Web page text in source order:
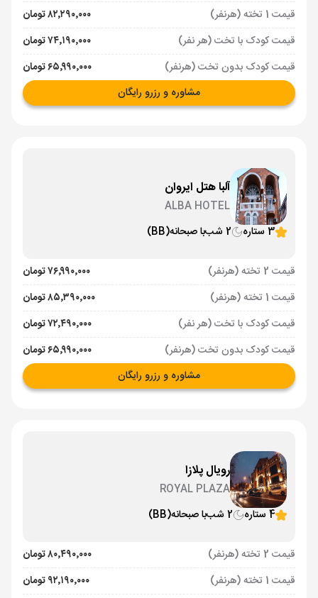
قیمت 1 تخته (هرنفر)
۸۲٬۲۹۰٬۰۰۰ تومان
قیمت کودک با تخت (هر نفر)
۷۴٬۱۹۰٬۰۰۰ تومان
قیمت کودک بدون تخت (هرنفر)
۶۵٬۹۹۰٬۰۰۰ تومان
مشاوره و رزرو رایگان
آلبا هتل ایروان
ALBA HOTEL
3 ستاره
2 شب با صبحانه(BB)
قیمت 2 تخته (هرنفر)
۷۶٬۹۹۰٬۰۰۰ تومان
قیمت 1 تخته (هرنفر)
۸۵٬۳۹۰٬۰۰۰ تومان
قیمت کودک با تخت (هر نفر)
۷۲٬۴۹۰٬۰۰۰ تومان
قیمت کودک بدون تخت (هرنفر)
۶۵٬۹۹۰٬۰۰۰ تومان
مشاوره و رزرو رایگان
رویال پلازا
ROYAL PLAZA
4 ستاره
2 شب با صبحانه(BB)
قیمت 2 تخته (هرنفر)
۸۰٬۴۹۰٬۰۰۰ تومان
قیمت 1 تخته (هرنفر)
۹۲٬۱۹۰٬۰۰۰ تومان